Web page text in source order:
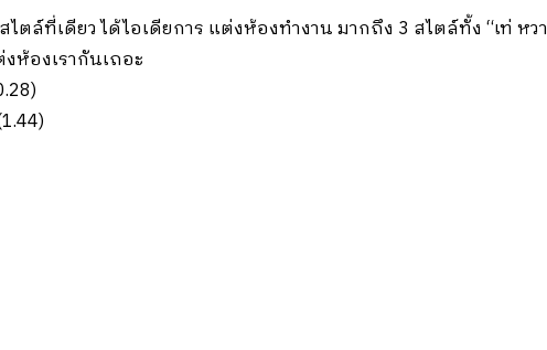
ตล์ที่เดียว ได้ไอเดียการ แต่งห้องทำงาน มากถึง 3 สไตล์ทั้ง “เท่ ห
ห้องเรากันเถอะ